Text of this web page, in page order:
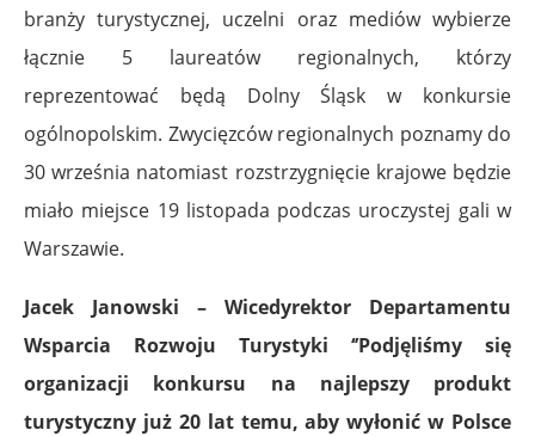
branży turystycznej, uczelni oraz mediów wybierze
łącznie 5 laureatów regionalnych, którzy
reprezentować będą Dolny Śląsk w konkursie
ogólnopolskim. Zwycięzców regionalnych poznamy do
30 września natomiast rozstrzygnięcie krajowe będzie
miało miejsce 19 listopada podczas uroczystej gali w
Warszawie.
Jacek Janowski – Wicedyrektor Departamentu
Wsparcia Rozwoju Turystyki ‘’Podjęliśmy się
organizacji konkursu na najlepszy produkt
turystyczny już 20 lat temu, aby wyłonić w Polsce